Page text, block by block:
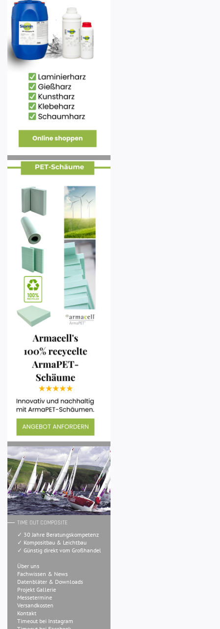
TIME OUT COMPOSITE
✓ 30 Jahre Beratungskompetenz
✓ Kompositbau & Leichtbau
✓ Günstig direkt vom Großhandel
Über uns
Fachwissen & News
Datenbläter & Downloads
Projekt Gallerie
Messetermine
Versandkosten
Kontakt
Timeout bei Instagram